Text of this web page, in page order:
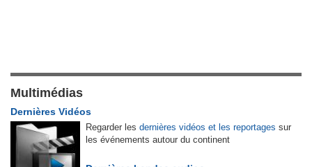
Multimédias
Dernières Vidéos
Regarder les dernières vidéos et les reportages sur
les événements autour du continent